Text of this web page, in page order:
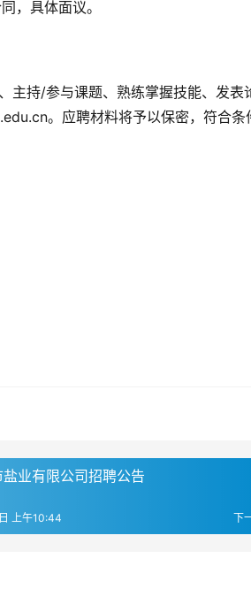
，具体面议。
主持/参与课题、熟练掌握技能、发表
。应聘材料将予以保密，符合条
业有限公司招聘公告
下
上午10:44